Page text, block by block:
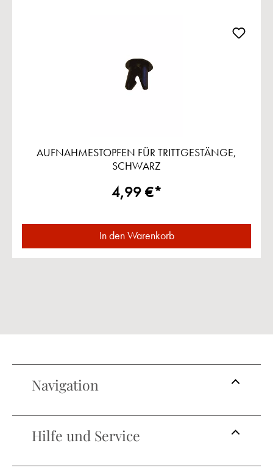
AUFNAHMESTOPFEN FÜR TRITTGESTÄNGE,
SCHWARZ
4,99 €*
In den Warenkorb
Navigation
Hilfe und Service